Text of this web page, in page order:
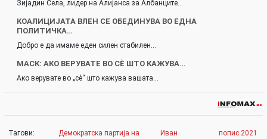
Зијадин Села, лидер на Алијанса за Албанците…
КОАЛИЦИЈАТА ВЛЕН СЕ ОБЕДИНУВА ВО ЕДНА
ПОЛИТИЧКА…
Добро е да имаме еден силен стабилен…
МАСК: АКО ВЕРУВАТЕ ВО СÈ ШТО КАЖУВА…
Ако верувате во „сè“ што кажува вашата…
Тагови:
Демократска партија на
Иван
попис 2021